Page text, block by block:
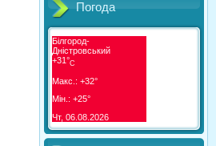
Погода
Білгород-
Дністровський
+31°C
Макс.: +32°
Мін.: +25°
Чт, 06.08.2026